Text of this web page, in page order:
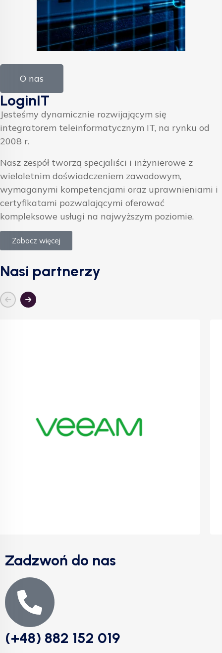
O nas
LoginIT
Jesteśmy dynamicznie rozwijającym się
integratorem teleinformatycznym IT, na rynku od
2008 r.
Nasz zespół tworzą specjaliści i inżynierowe z
wieloletnim doświadczeniem zawodowym,
wymaganymi kompetencjami oraz uprawnieniami i
certyfikatami pozwalającymi oferować
kompleksowe usługi na najwyższym poziomie.
Zobacz więcej
Nasi partnerzy
Zadzwoń do nas
(+48) 882 152 019